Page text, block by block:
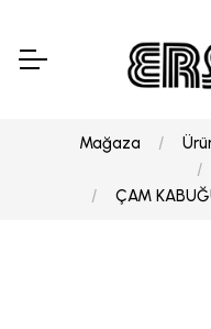
Mağaza
ÇAM